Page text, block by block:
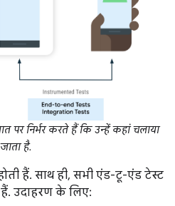
पर निर्भर करते हैं कि उन्हें कहां चलाया
जाता है.
हैं. साथ ही, सभी एंड-टू-एंड टेस्ट
उदाहरण के लिए: